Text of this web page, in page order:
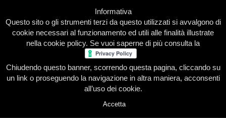
Home Presentazione Redazione Le nostre firme
Nedved torna e carica la squadra
Informativa
Questo sito o gli strumenti terzi da questo utilizzati si avvalgono di
cookie necessari al funzionamento ed utili alle finalità illustrate
nella cookie policy. Se vuoi saperne di più consulta la
Chiudendo questo banner, scorrendo questa pagina, cliccando su
un link o proseguendo la navigazione in altra maniera, acconsenti
all’uso dei cookie.
Accetta